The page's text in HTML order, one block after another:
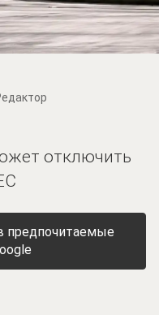
отключить
предпочитаемые